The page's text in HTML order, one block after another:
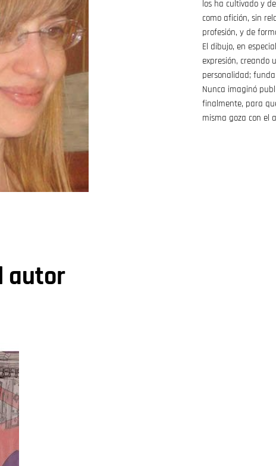
los ha cultivado y
como afición, sin
profesión, y de
El dibujo, en
expresión, creando
personalidad;
Nunca imaginó
finalmente, para
misma goza con el
autor